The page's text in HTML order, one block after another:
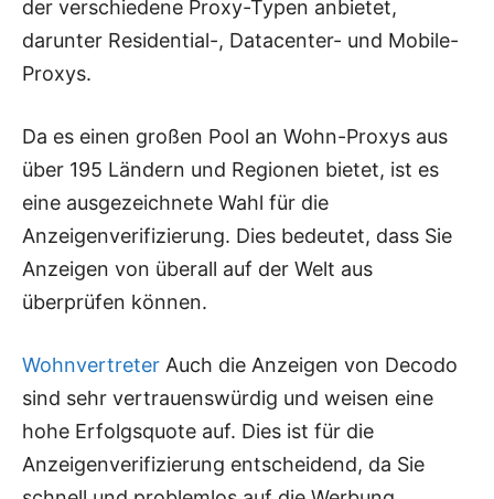
der verschiedene Proxy-Typen anbietet,
darunter Residential-, Datacenter- und Mobile-
Proxys.
Da es einen großen Pool an Wohn-Proxys aus
über 195 Ländern und Regionen bietet, ist es
eine ausgezeichnete Wahl für die
Anzeigenverifizierung. Dies bedeutet, dass Sie
Anzeigen von überall auf der Welt aus
überprüfen können.
Wohnvertreter Auch die Anzeigen von Decodo
sind sehr vertrauenswürdig und weisen eine
hohe Erfolgsquote auf. Dies ist für die
Anzeigenverifizierung entscheidend, da Sie